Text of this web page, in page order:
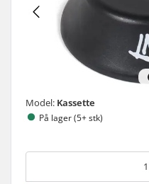
Model: Kassette
På lager (5+ stk)
1